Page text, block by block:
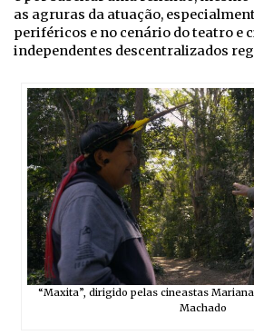
as agruras da atuação,
periféricos e no cenário do teatro e
independentes descentralizados
“Maxita”, dirigido pelas cineastas
Machado